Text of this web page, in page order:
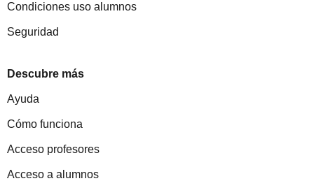
Condiciones uso alumnos
Seguridad
Descubre más
Ayuda
Cómo funciona
Acceso profesores
Acceso a alumnos